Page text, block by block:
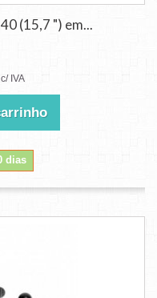
(15,7 ") em...
c/ IVA
dias